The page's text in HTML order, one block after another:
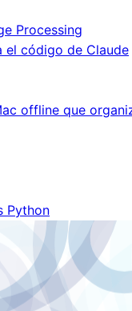
Processing
el código de Claude
offline que
Python